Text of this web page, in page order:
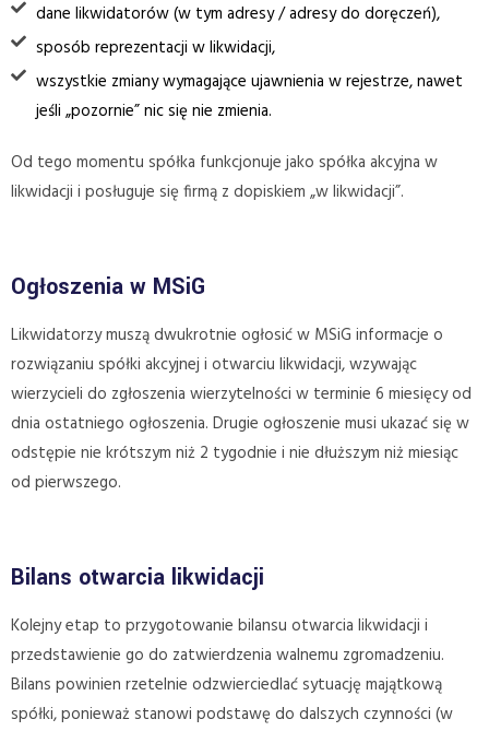
dane likwidatorów (w tym adresy / adresy do doręczeń),
sposób reprezentacji w likwidacji,
wszystkie zmiany wymagające ujawnienia w rejestrze, nawet
jeśli „pozornie” nic się nie zmienia.
Od tego momentu spółka funkcjonuje jako spółka akcyjna w
likwidacji i posługuje się firmą z dopiskiem „w likwidacji”.
Ogłoszenia w MSiG
Likwidatorzy muszą dwukrotnie ogłosić w MSiG informacje o
rozwiązaniu spółki akcyjnej i otwarciu likwidacji, wzywając
wierzycieli do zgłoszenia wierzytelności w terminie 6 miesięcy od
dnia ostatniego ogłoszenia. Drugie ogłoszenie musi ukazać się w
odstępie nie krótszym niż 2 tygodnie i nie dłuższym niż miesiąc
od pierwszego.
Bilans otwarcia likwidacji
Kolejny etap to przygotowanie bilansu otwarcia likwidacji i
przedstawienie go do zatwierdzenia walnemu zgromadzeniu.
Bilans powinien rzetelnie odzwierciedlać sytuację majątkową
spółki, ponieważ stanowi podstawę do dalszych czynności (w